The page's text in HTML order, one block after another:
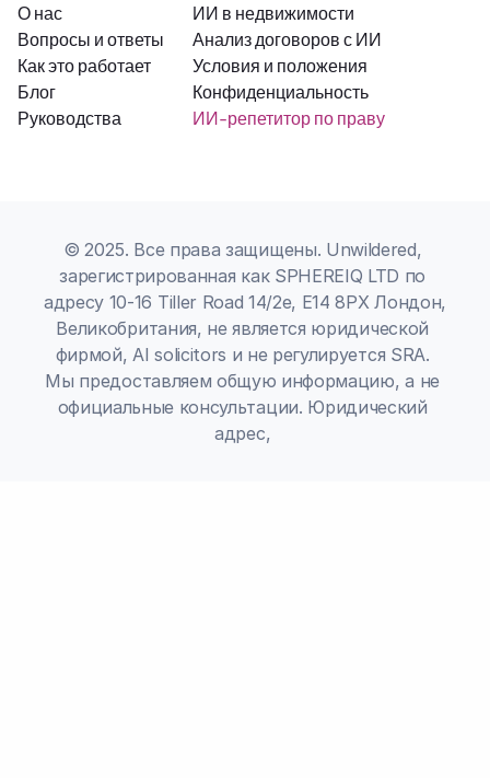
О нас
Вопросы и ответы
Как это работает
Блог
Руководства
Условия и положения
Анализ договоров с ИИ
ИИ-репетитор по праву
Конфиденциальность
ИИ в недвижимости
© 2025. Все права защищены. Unwildered,
зарегистрированная как SPHEREIQ LTD по
адресу 10-16 Tiller Road 14/2e, E14 8PX Лондон,
Великобритания, не является юридической
фирмой, AI solicitors и не регулируется SRA.
Мы предоставляем общую информацию, а не
официальные консультации. Юридический
адрес,